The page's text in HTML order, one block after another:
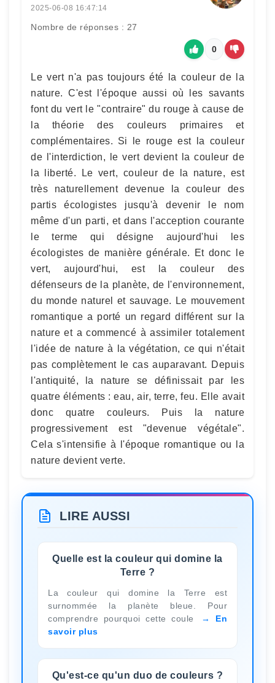
2025-06-08 16:47:14
Nombre de réponses : 27
0
Le vert n'a pas toujours été la couleur de la
nature. C'est l'époque aussi où les savants
font du vert le "contraire" du rouge à cause de
la théorie des couleurs primaires et
complémentaires. Si le rouge est la couleur
de l'interdiction, le vert devient la couleur de
la liberté. Le vert, couleur de la nature, est
très naturellement devenue la couleur des
partis écologistes jusqu'à devenir le nom
même d'un parti, et dans l'acception courante
le terme qui désigne aujourd'hui les
écologistes de manière générale. Et donc le
vert, aujourd'hui, est la couleur des
défenseurs de la planète, de l'environnement,
du monde naturel et sauvage. Le mouvement
romantique a porté un regard différent sur la
nature et a commencé à assimiler totalement
l'idée de nature à la végétation, ce qui n'était
pas complètement le cas auparavant. Depuis
l'antiquité, la nature se définissait par les
quatre éléments : eau, air, terre, feu. Elle avait
donc quatre couleurs. Puis la nature
progressivement est "devenue végétale".
Cela s'intensifie à l'époque romantique ou la
nature devient verte.
LIRE AUSSI
Quelle est la couleur qui domine la
Terre ?
La couleur qui domine la Terre est
surnommée la planète bleue. Pour
comprendre pourquoi cette coule
En
savoir plus
Qu'est-ce qu'un duo de couleurs ?